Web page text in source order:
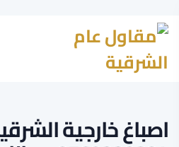
اصباغ خارجية